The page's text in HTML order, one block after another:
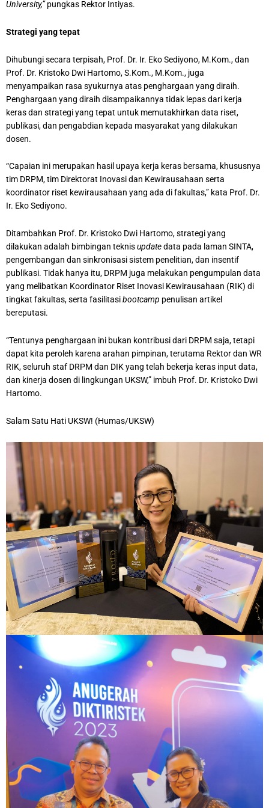
University,”pungkas Rektor Intiyas.
Strategi yang tepat
Dihubungi secara terpisah, Prof. Dr. Ir. Eko Sediyono, M.Kom., dan
Prof. Dr. Kristoko Dwi Hartomo, S.Kom., M.Kom., juga
menyampaikan rasa syukurnya atas penghargaan yang diraih.
Penghargaan yang diraih disampaikannya tidak lepas dari kerja
keras dan strategi yang tepat untuk memutakhirkan data riset,
publikasi, dan pengabdian kepada masyarakat yang dilakukan
dosen.
“Capaian ini merupakan hasil upaya kerja keras bersama, khususnya
tim DRPM, tim Direktorat Inovasi dan Kewirausahaan serta
koordinator riset kewirausahaan yang ada di fakultas,” kata Prof. Dr.
Ir. Eko Sediyono.
Ditambahkan Prof. Dr. Kristoko Dwi Hartomo, strategi yang
dilakukan adalah bimbingan teknisupdatedata pada laman SINTA,
pengembangan dan sinkronisasi sistem penelitian, dan insentif
publikasi. Tidak hanya itu, DRPM juga melakukan pengumpulan data
yang melibatkan Koordinator Riset Inovasi Kewirausahaan (RIK) di
tingkat fakultas, serta fasilitasibootcamp penulisan artikel
bereputasi.
“Tentunya penghargaan ini bukan kontribusi dari DRPM saja, tetapi
dapat kita peroleh karena arahan pimpinan, terutama Rektor dan WR
RIK, seluruh staf DRPM dan DIK yang telah bekerja keras input data,
dan kinerja dosen di lingkungan UKSW,” imbuh Prof. Dr. Kristoko Dwi
Hartomo.
Salam Satu Hati UKSW! (Humas/UKSW)